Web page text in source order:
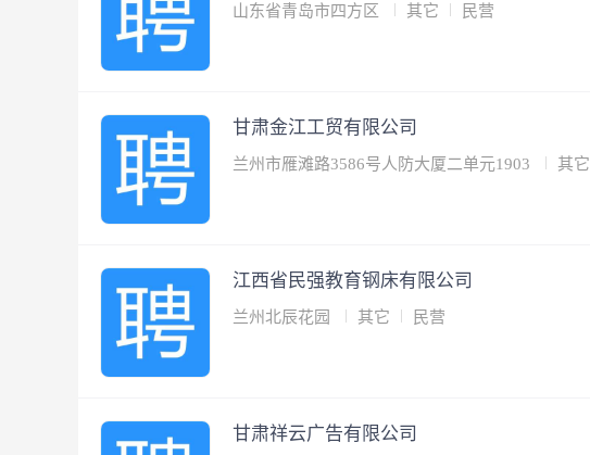
山东省青岛市四方区 其它 民营
甘肃金江工贸有限公司
兰州市雁滩路3586号人防大厦二单元1903 其它
江西省民强教育钢床有限公司
兰州北辰花园 其它 民营
甘肃祥云广告有限公司